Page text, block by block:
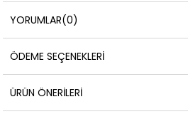
YORUMLAR(0)
ÖDEME SEÇENEKLERI
ÜRÜN ÖNERILERI